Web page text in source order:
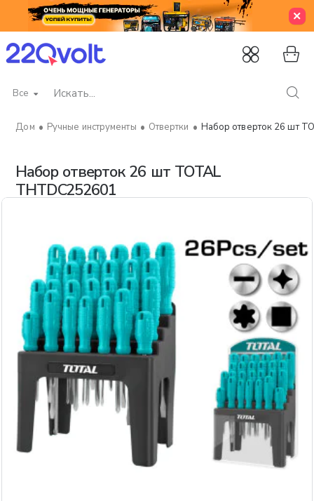
Все
Искать...
Набор отверток 26 шт TOTAL
THTDC252601
Ручные инструменты Отвертки Набор отверток 26 шт